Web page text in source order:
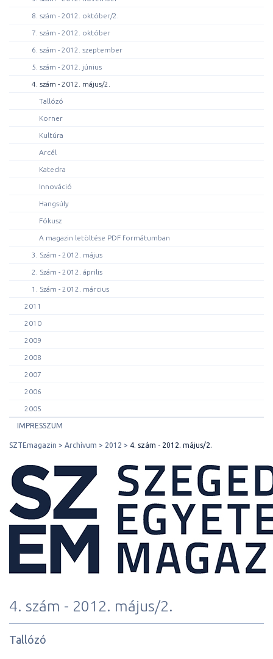
8. szám - 2012. október/2.
7. szám - 2012. október
6. szám - 2012. szeptember
5. szám - 2012. június
4. szám - 2012. május/2.
Tallózó
Korner
Kultúra
Arcél
Katedra
Innováció
Hangsúly
Fókusz
A magazin letöltése PDF formátumban
3. Szám - 2012. május
2. Szám - 2012. április
1. Szám - 2012. március
2011
2010
2009
2008
2007
2006
2005
IMPRESSZUM
SZTEmagazin Archívum 2012 4. szám - 2012. május/2.
4. szám - 2012. május/2.
Tallózó